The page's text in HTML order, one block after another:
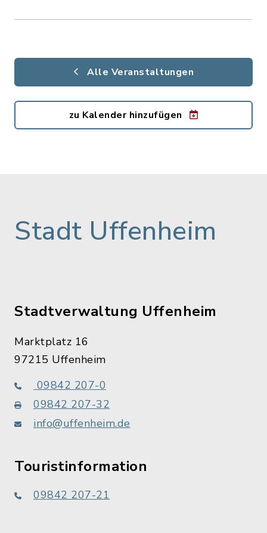
Alle Veranstaltungen
zu Kalender hinzufügen
Stadt Uffenheim
Stadtverwaltung Uffenheim
Marktplatz 16
97215 Uffenheim
09842 207-0
09842 207-32
info@uffenheim.de
Touristinformation
09842 207-21